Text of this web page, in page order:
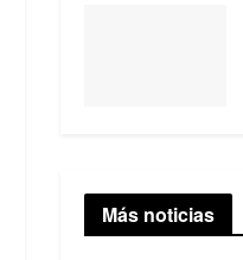
Más noticias